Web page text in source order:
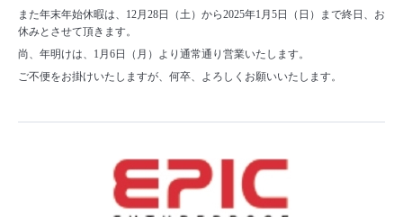
また年末年始休暇は、12月28日（土）から2025年1月5日（日）まで終日、お
休みとさせて頂きます。
尚、年明けは、1月6日（月）より通常通り営業いたします。
ご不便をお掛けいたしますが、何卒、よろしくお願いいたします。